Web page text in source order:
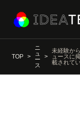
TOP
ニ
ュ
ー
ス
未経験か
ュースに
載されて